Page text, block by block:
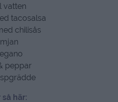
vatten
tacosalsa
chilisås
peppar
så här: